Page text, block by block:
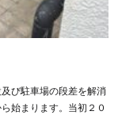
び駐車場の段差を解消
始まります。当初２０